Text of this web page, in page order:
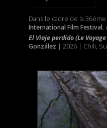
Dans le cadre de la
International Film Festival,
El Viaje perdido (Le
González | 2026 | Chili,